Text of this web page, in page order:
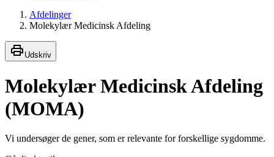
Afdelinger
Molekylær Medicinsk Afdeling
Udskriv
Molekylær Medicinsk Afdeling
(MOMA)
Vi undersøger de gener, som er relevante for forskellige sygdomme.